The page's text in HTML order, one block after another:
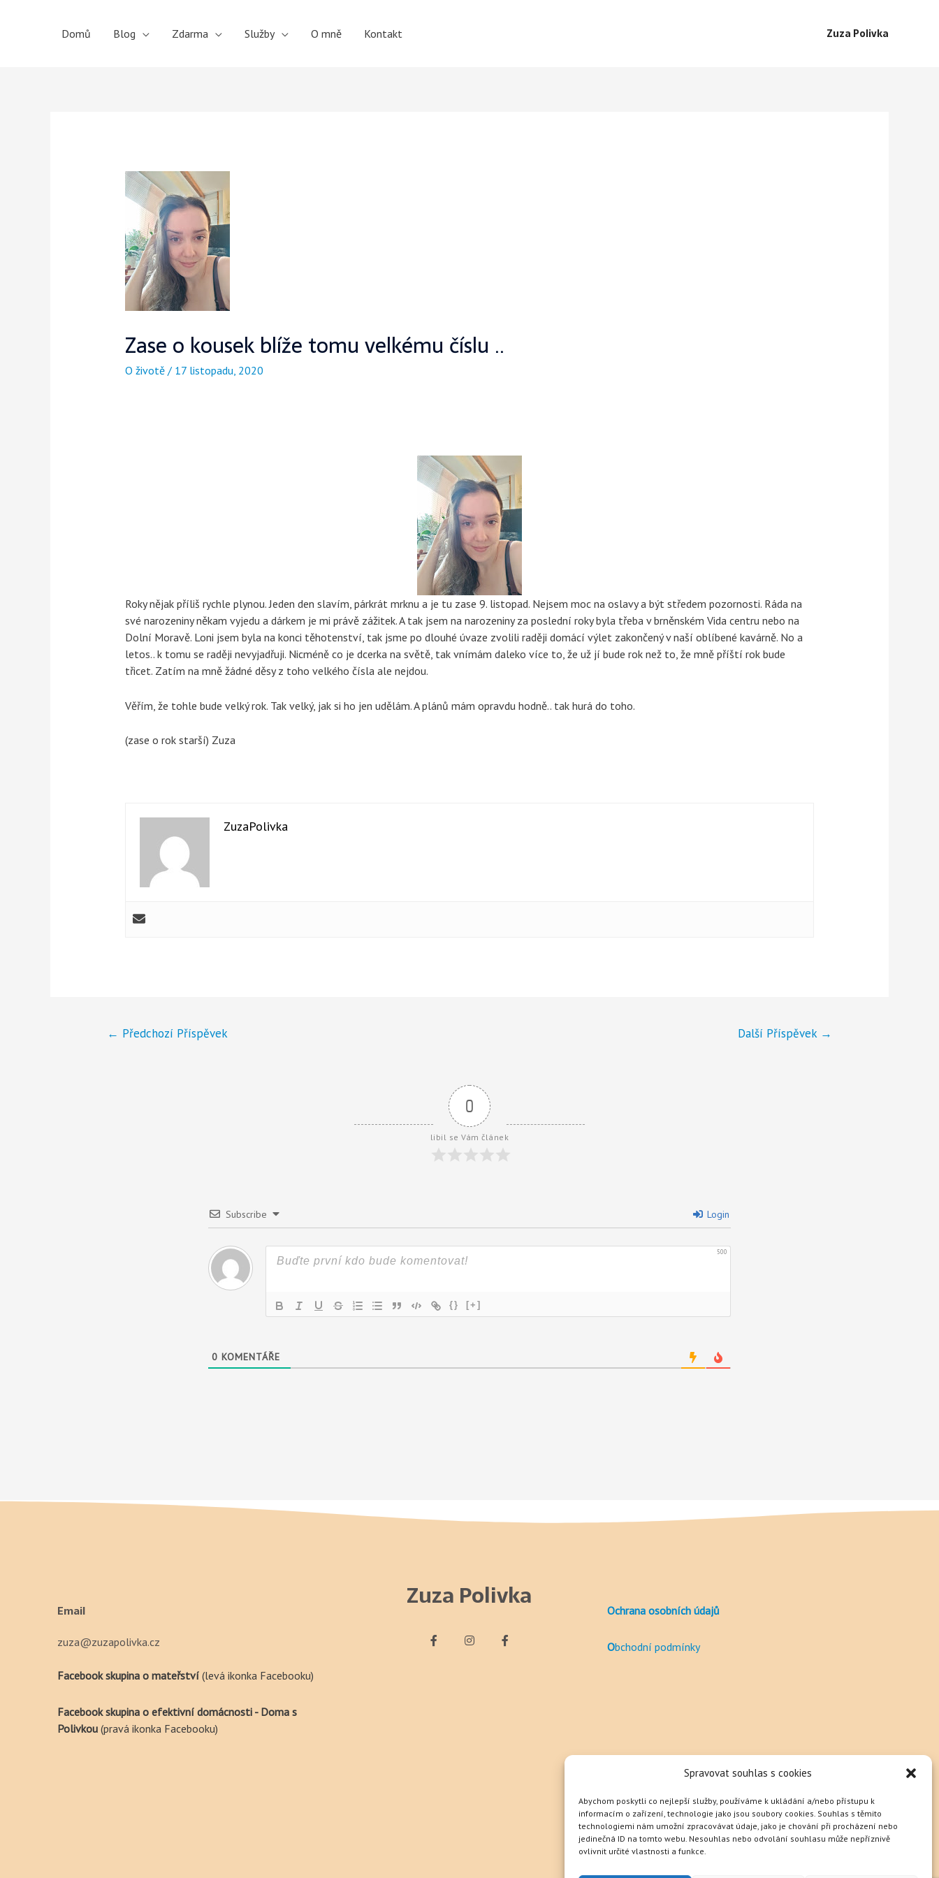
Spravovat souhlas s cookies
Abychom poskytli co nejlepší služby, používáme k ukládání a/nebo přístupu k
informacím o zařízení, technologie jako jsou soubory cookies. Souhlas s těmito
technologiemi nám umožní zpracovávat údaje, jako je chování při procházení nebo
jedinečná ID na tomto webu. Nesouhlas nebo odvolání souhlasu může nepříznivě
ovlivnit určité vlastnosti a funkce.
Zuza Polivka
Domů Blog Zdarma Služby O mně Kontakt
Zase o kousek blíže tomu velkému číslu ..
O životě/ 17 listopadu, 2020
Roky nějak příliš rychle plynou. Jeden den slavím, párkrát mrknu a je tu zase 9. listopad. Nejsem moc na oslavy a být středem pozornosti. Ráda na
své narozeniny někam vyjedu a dárkem je mi právě zážitek. A tak jsem na narozeniny za poslední roky byla třeba v brněnském Vida centru nebo na
Dolní Moravě. Loni jsem byla na konci těhotenství, tak jsme po dlouhé úvaze zvolili raději domácí výlet zakončený v naší oblíbené kavárně. No a
letos.. k tomu se raději nevyjadřuji. Nicméně co je dcerka na světě, tak vnímám daleko více to, že už jí bude rok než to, že mně příští rok bude
třicet. Zatím na mně žádné děsy z toho velkého čísla ale nejdou.
Věřím, že tohle bude velký rok. Tak velký, jak si ho jen udělám. A plánů mám opravdu hodně.. tak hurá do toho.
(zase o rok starší) Zuza
ZuzaPolivka
← Předchozí Příspěvek Další Příspěvek →
0
libil se Vám článek
Subscribe Login
500
{} [+]
0 KOMENTÁŘE
Email
zuza@zuzapolivka.cz
Facebook skupina o mateřství (levá ikonka Facebooku)
Facebook skupina o efektivní domácnosti - Doma s
Polivkou (pravá ikonka Facebooku)
Zuza Polivka Ochrana osobních údajů
Obchodní podmínky